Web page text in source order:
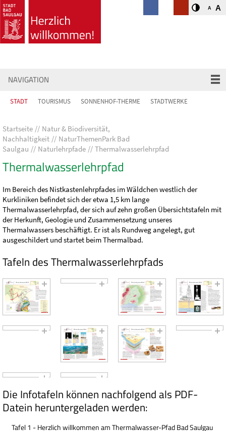
A A
NAVIGATION
STADT TOURISMUS SONNENHOF-THERME STADTWERKE
Startseite
Natur & Biodiversität,
Nachhaltigkeit
NaturThemenPark Bad
Saulgau
Naturlehrpfade Thermalwasserlehrpfad
Thermalwasserlehrpfad
Im Bereich des Nistkastenlehrpfades im Wäldchen westlich der
Kurkliniken befindet sich der etwa 1,5 km lange
Thermalwasserlehrpfad, der sich auf zehn großen Übersichtstafeln mit
der Herkunft, Geologie und Zusammensetzung unseres
Thermalwassers beschäftigt. Er ist als Rundweg angelegt, gut
ausgeschildert und startet beim Thermalbad.
Tafeln des Thermalwasserlehrpfads
Die Infotafeln können nachfolgend als PDF-
Datein heruntergeladen werden:
Tafel 1 - Herzlich willkommen am Thermalwasser-Pfad Bad Saulgau